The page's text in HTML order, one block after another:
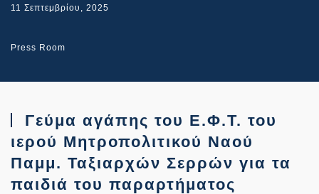
11 Σεπτεμβρίου, 2025
Press Room
Γεύμα αγάπης του Ε.Φ.Τ. του
ιερού Μητροπολιτικού Ναού
Παμμ. Ταξιαρχών Σερρών για τα
παιδιά του παραρτήματος